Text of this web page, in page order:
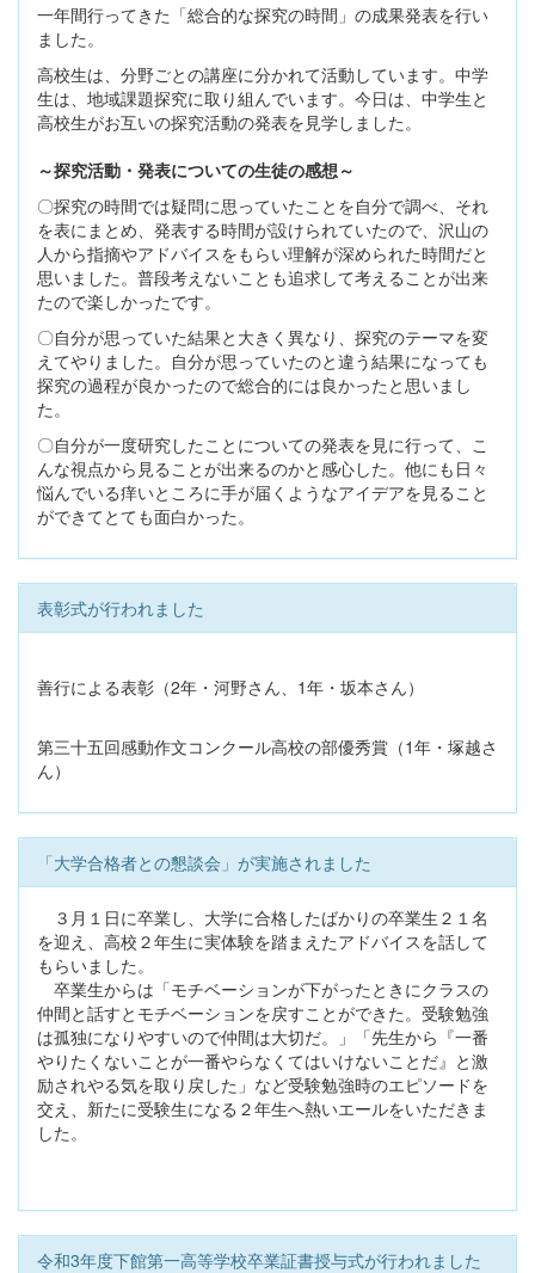
一年間行ってきた「総合的な探究の時間」の成果発表を行い
ました。
高校生は、分野ごとの講座に分かれて活動しています。中学
生は、地域課題探究に取り組んでいます。今日は、中学生と
高校生がお互いの探究活動の発表を見学しました。
～探究活動・発表についての生徒の感想～
〇探究の時間では疑問に思っていたことを自分で調べ、それ
を表にまとめ、発表する時間が設けられていたので、沢山の
人から指摘やアドバイスをもらい理解が深められた時間だと
思いました。普段考えないことも追求して考えることが出来
たので楽しかったです。
〇自分が思っていた結果と大きく異なり、探究のテーマを変
えてやりました。自分が思っていたのと違う結果になっても
探究の過程が良かったので総合的には良かったと思いまし
た。
〇自分が一度研究したことについての発表を見に行って、こ
んな視点から見ることが出来るのかと感心した。他にも日々
悩んでいる痒いところに手が届くようなアイデアを見ること
ができてとても面白かった。
表彰式が行われました
善行による表彰（2年・河野さん、1年・坂本さん）
第三十五回感動作文コンクール高校の部優秀賞（1年・塚越さ
ん）
「大学合格者との懇談会」が実施されました
３月１日に卒業し、大学に合格したばかりの卒業生２１名
を迎え、高校２年生に実体験を踏まえたアドバイスを話して
もらいました。
卒業生からは「モチベーションが下がったときにクラスの
仲間と話すとモチベーションを戻すことができた。受験勉強
は孤独になりやすいので仲間は大切だ。」「先生から『一番
やりたくないことが一番やらなくてはいけないことだ』と激
励されやる気を取り戻した」など受験勉強時のエピソードを
交え、新たに受験生になる２年生へ熱いエールをいただきま
した。
令和3年度下館第一高等学校卒業証書授与式が行われました